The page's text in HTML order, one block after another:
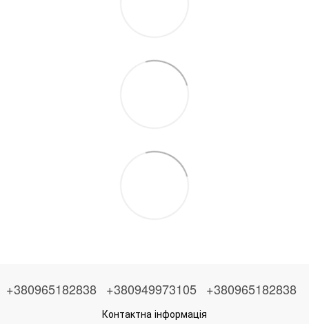
+380965182838 +380949973105 +380965182838
Контактна інформація